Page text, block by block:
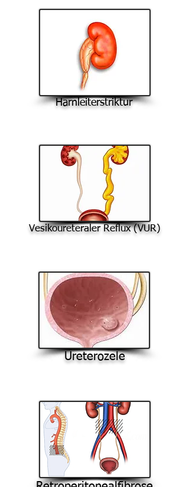
Harnleiterstriktur
Vesikoureteraler Reflux (VUR)
Ureterozele